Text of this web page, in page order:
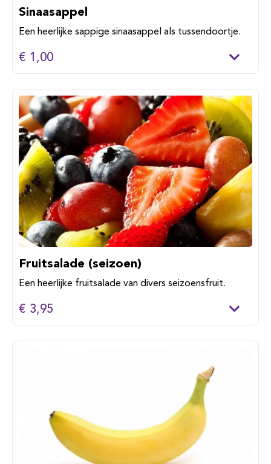
Sinaasappel
Een heerlijke sappige sinaasappel als tussendoortje.
€ 1,00
Fruitsalade (seizoen)
Een heerlijke fruitsalade van divers seizoensfruit.
€ 3,95